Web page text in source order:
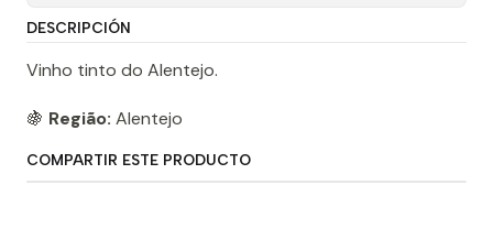
DESCRIPCIÓN
Vinho tinto do Alentejo.
🍇 Região: Alentejo
COMPARTIR ESTE PRODUCTO